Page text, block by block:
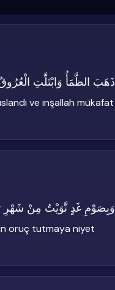
ذَهَبَ الظَّمَأُ وَابْتَلَّتِ
ve inşallah mükafat
وَبِصَوْمِ غَدٍ نَّوَيْتُ مِنْ
oruç tutmaya niyet